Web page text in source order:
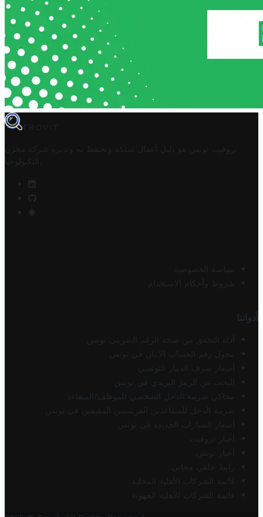
TROVIT
تروفيت تونس هو دليل أعمال تملكه وتحتفظ به وتديره
شركة مخزن
التكنولوجيا
سياسة الخصوصية
شروط وأحكام الاستخدام
أدواتنا
أداة التحقق من صحة الرقم الضريبي تونس
محول رقم الحساب الآيبان في تونس
أسعار صرف الدينار التونسي
البحث عن الرمز البريدي في تونس
محاكي ضريبة الدخل الشخصي للموظف/المتقاعد
ضريبة الدخل للمتقاعدين الفرنسيين المقيمين في تونس
أسعار السيارات الجديدة في تونس
أخبار تروفيت
أخبار تونس
رابط خلفي مجاني
قائمة الشركات الأهلية المحلية
قائمة الشركات الأهلية الجهوية